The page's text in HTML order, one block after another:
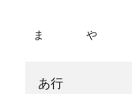
ま や
あ行